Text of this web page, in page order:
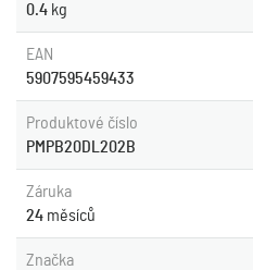
0.4 kg
EAN
5907595459433
Produktové číslo
PMPB20DL202B
Záruka
24 měsíců
Značka